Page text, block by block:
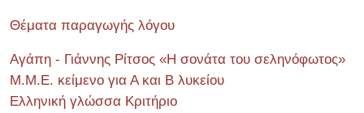
Θέματα παραγωγής λόγου
Αγάπη - Γιάννης Ρίτσος «Η σονάτα του σεληνόφωτος»
Μ.Μ.Ε. κείμενο για Α και Β λυκείου
Ελληνική γλώσσα Κριτήριο